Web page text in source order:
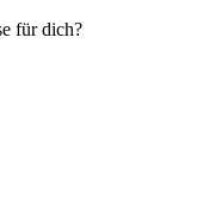
für dich?